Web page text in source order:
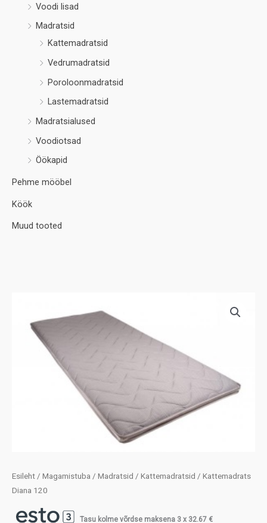
Voodi lisad
Madratsid
Kattemadratsid
Vedrumadratsid
Poroloonmadratsid
Lastemadratsid
Madratsialused
Voodiotsad
Öökapid
Pehme mööbel
Köök
Muud tooted
Esileht / Magamistuba / Madratsid / Kattemadratsid / Kattemadrats
Diana 120
Tasu kolme võrdse maksena 3 x 32.67 €